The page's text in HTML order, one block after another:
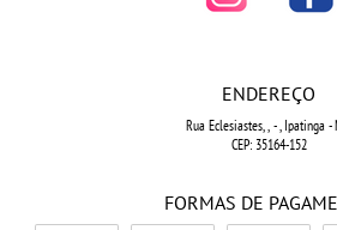
ENDEREÇO
Rua Eclesiastes, , - , Ipatinga -
CEP: 35164-152
FORMAS DE